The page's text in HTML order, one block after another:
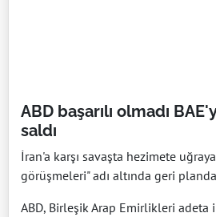
ABD başarılı olmadı
saldı
İran'a karşı savaşta hezimete
görüşmeleri" adı altında geri
ABD, Birleşik Arap Emirlikleri adeta